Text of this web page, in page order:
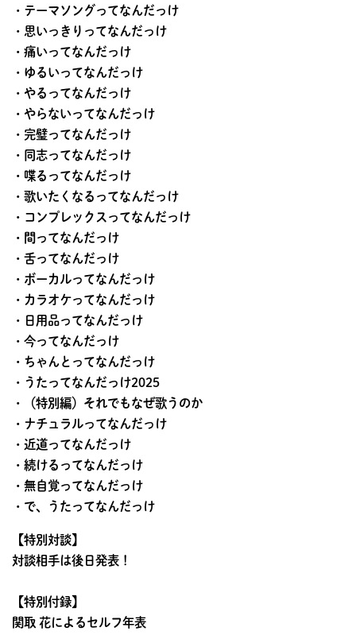
・テーマソングってなんだっけ
・思いっきりってなんだっけ
・痛いってなんだっけ
・ゆるいってなんだっけ
・やるってなんだっけ
・やらないってなんだっけ
・完璧ってなんだっけ
・同志ってなんだっけ
・喋るってなんだっけ
・歌いたくなるってなんだっけ
・コンプレックスってなんだっけ
・間ってなんだっけ
・舌ってなんだっけ
・ボーカルってなんだっけ
・カラオケってなんだっけ
・日用品ってなんだっけ
・今ってなんだっけ
・ちゃんとってなんだっけ
・うたってなんだっけ2025
・（特別編）それでもなぜ歌うのか
・ナチュラルってなんだっけ
・近道ってなんだっけ
・続けるってなんだっけ
・無自覚ってなんだっけ
・で、うたってなんだっけ
【特別対談】
対談相手は後日発表！
【特別付録】
関取 花によるセルフ年表